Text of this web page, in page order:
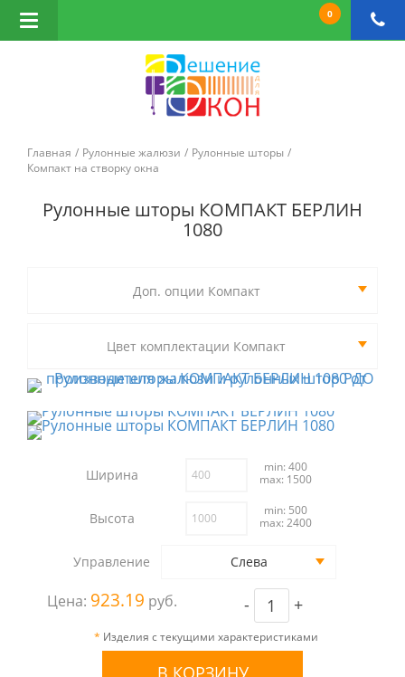
0
Открыть
навигацию
Главная Рулонные жалюзи
Рулонные шторы
Компакт на створку окна
Рулонные шторы КОМПАКТ БЕРЛИН
1080
Доп. опции Компакт
Цвет комплектации Компакт
Ширина
min: 400
max: 1500
Высота
min: 500
max: 2400
Управление Слева
Цена: 923.19 руб. - +
* Изделия с текущими характеристиками